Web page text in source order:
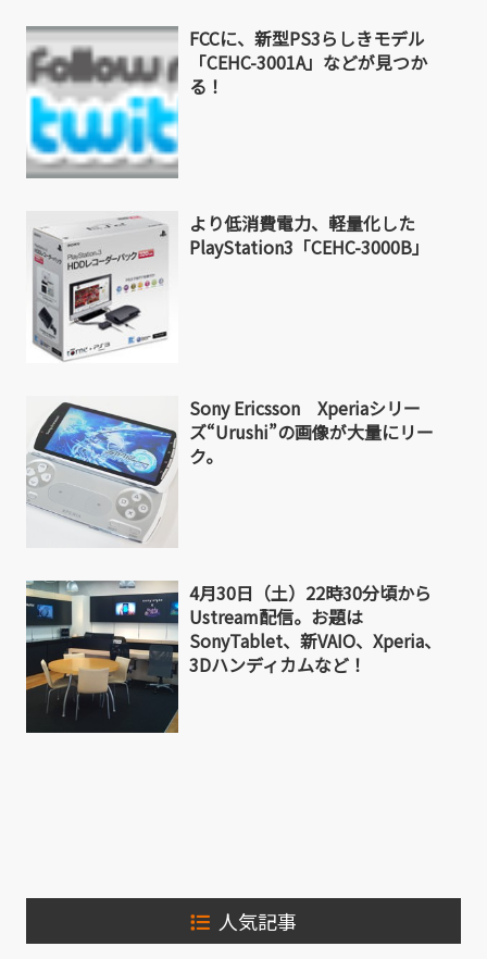
FCCに、新型PS3らしきモデル
「CEHC-3001A」などが見つか
る！
より低消費電力、軽量化した
PlayStation3「CEHC-3000B」
Sony Ericsson Xperiaシリー
ズ“Urushi”の画像が大量にリー
ク。
4月30日（土）22時30分頃から
Ustream配信。お題は
SonyTablet、新VAIO、Xperia、
3Dハンディカムなど！
人気記事